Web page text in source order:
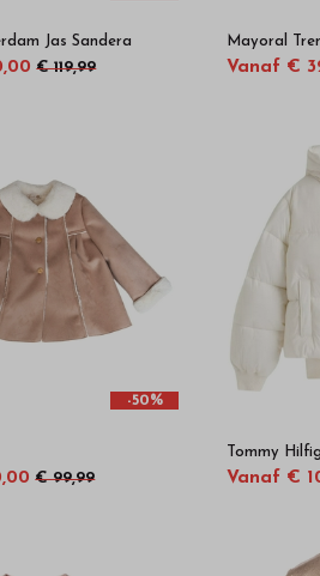
Jas Sandera
€ 119,99
Mayoral
Vanaf €
-50%
€ 99,99
Tommy
Vanaf €